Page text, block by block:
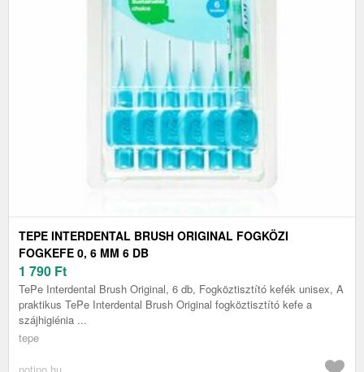
TEPE INTERDENTAL BRUSH ORIGINAL FOGKÖZI
FOGKEFE 0, 6 MM 6 DB
1 790 Ft
TePe Interdental Brush Original, 6 db, Fogköztisztító kefék unisex, A
praktikus TePe Interdental Brush Original fogköztisztító kefe a
szájhigiénia ...
tepe